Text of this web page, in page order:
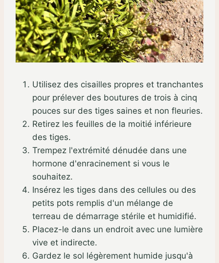
Utilisez des cisailles propres et tranchantes
pour prélever des boutures de trois à cinq
pouces sur des tiges saines et non fleuries.
Retirez les feuilles de la moitié inférieure
des tiges.
Trempez l'extrémité dénudée dans une
hormone d'enracinement si vous le
souhaitez.
Insérez les tiges dans des cellules ou des
petits pots remplis d'un mélange de
terreau de démarrage stérile et humidifié.
Placez-le dans un endroit avec une lumière
vive et indirecte.
Gardez le sol légèrement humide jusqu'à